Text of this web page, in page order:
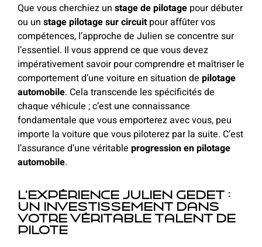
Que vous cherchiez un stage de pilotage pour débuter
ou un stage pilotage sur circuitpour affûter vos
compétences, l’approche de Julien se concentre sur
l’essentiel. Il vous apprend ce que vous devez
impérativement savoir pour comprendre et maîtriser le
comportement d’une voiture en situation de pilotage
automobile. Cela transcende les spécificités de
chaque véhicule ; c’est une connaissance
fondamentale que vous emporterez avec vous, peu
importe la voiture que vous piloterez par la suite. C’est
l’assurance d’une véritable progression en pilotage
automobile.
L'expérience Julien Gedet :
un investissement dans
votre véritable talent de
pilote